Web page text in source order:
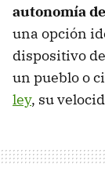
autonomía
una opción
dispositivo
un pueblo o
ley, su